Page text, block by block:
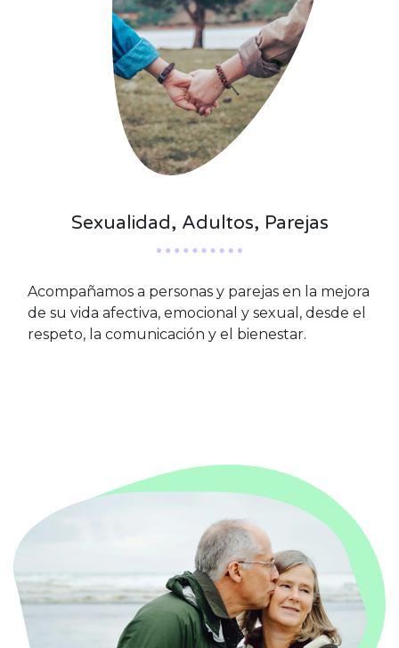
Sexualidad, Adultos, Parejas
Acompañamos a personas y parejas en la mejora
de su vida afectiva, emocional y sexual, desde el
respeto, la comunicación y el bienestar.